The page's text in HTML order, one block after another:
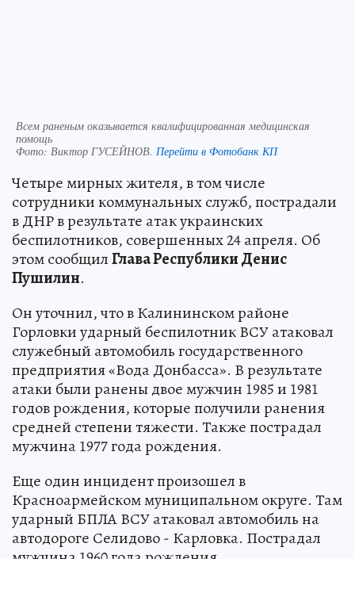
Всем раненым оказывается квалифицированная медицинская
помощь
Фото: Виктор ГУСЕЙНОВ. Перейти в Фотобанк КП
Четыре мирных жителя, в том числе
сотрудники коммунальных служб, пострадали
в ДНР в результате атак украинских
беспилотников, совершенных 24 апреля. Об
этом сообщилГлава Республики Денис
Пушилин.
Он уточнил, что в Калининском районе
Горловки ударный беспилотник ВСУ атаковал
служебный автомобиль государственного
предприятия «Вода Донбасса». В результате
атаки были ранены двое мужчин 1985 и 1981
годов рождения, которые получили ранения
средней степени тяжести. Также пострадал
мужчина 1977 года рождения.
Еще один инцидент произошел в
Красноармейском муниципальном округе. Там
ударный БПЛА ВСУ атаковал автомобиль на
автодороге Селидово - Карловка. Пострадал
мужчина 1960 года рождения.